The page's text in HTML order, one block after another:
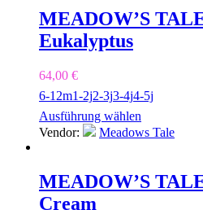
MEADOW’S
Eukalyptus
64,00 €
6-12m1-2j2-3j3-4j4-5j
Ausführung wählen
Vendor:
Meadows Tale
MEADOW’S
Cream